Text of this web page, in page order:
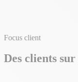
Focus client
Des clients